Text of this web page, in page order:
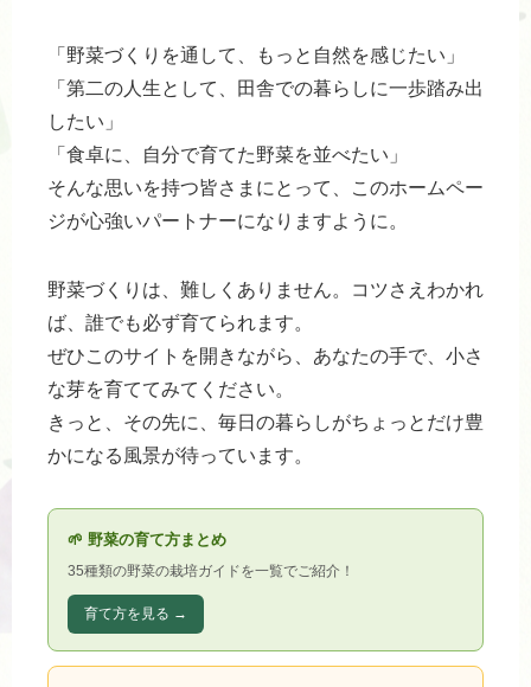
「野菜づくりを通して、もっと自然を感じたい」
「第二の人生として、田舎での暮らしに一歩踏み出
したい」
「食卓に、自分で育てた野菜を並べたい」
そんな思いを持つ皆さまにとって、このホームペー
ジが心強いパートナーになりますように。
野菜づくりは、難しくありません。コツさえわかれ
ば、誰でも必ず育てられます。
ぜひこのサイトを開きながら、あなたの手で、小さ
な芽を育ててみてください。
きっと、その先に、毎日の暮らしがちょっとだけ豊
かになる風景が待っています。
🌱 野菜の育て方まとめ
35種類の野菜の栽培ガイドを一覧でご紹介！
育て方を見る →